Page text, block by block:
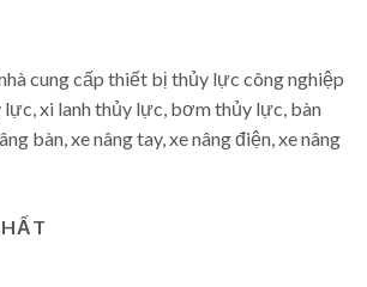
cung cấp thiết bị thủy lực công nghiệp
xi lanh thủy lực, bơm thủy lực, bàn
bàn, xe nâng tay, xe nâng điện, xe nâng